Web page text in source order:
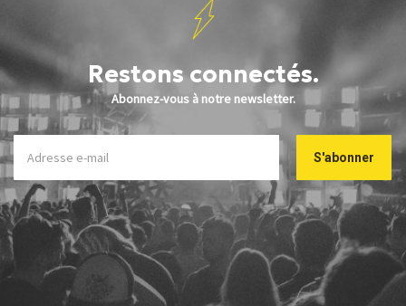
Restons connectés.
Abonnez-vous à notre newsletter.